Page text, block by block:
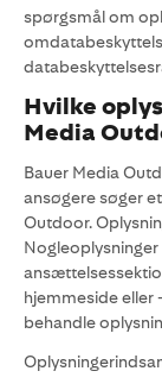
spørgsmål om
Hvilke
Media
Bauer Media
ansøgere søger
Outdoor.
hjemmeside eller
behandle